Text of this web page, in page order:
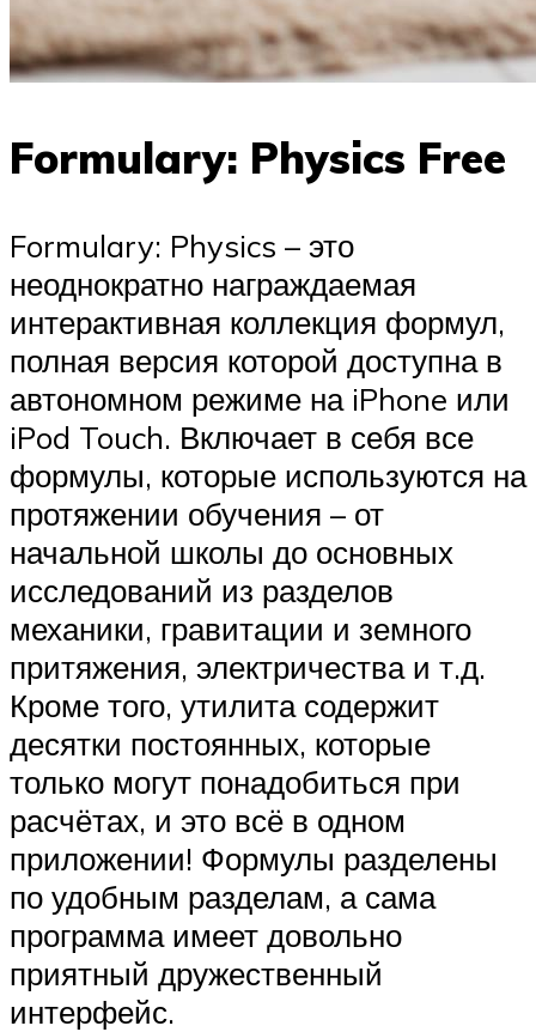
Formulary: Physics Free
Formulary: Physics – это
неоднократно награждаемая
интерактивная коллекция формул,
полная версия которой доступна в
автономном режиме на iPhone или
iPod Touch. Включает в себя все
формулы, которые используются на
протяжении обучения – от
начальной школы до основных
исследований из разделов
механики, гравитации и земного
притяжения, электричества и т.д.
Кроме того, утилита содержит
десятки постоянных, которые
только могут понадобиться при
расчётах, и это всё в одном
приложении! Формулы разделены
по удобным разделам, а сама
программа имеет довольно
приятный дружественный
интерфейс.